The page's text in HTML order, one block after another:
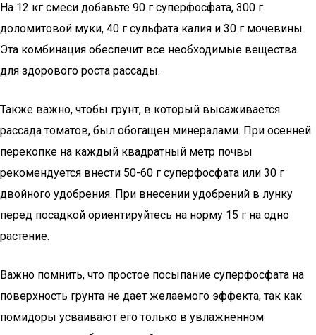
На 12 кг смеси добавьте 90 г суперфосфата, 300 г
доломитовой муки, 40 г сульфата калия и 30 г мочевины.
Эта комбинация обеспечит все необходимые вещества
для здорового роста рассады.
Также важно, чтобы грунт, в который высаживается
рассада томатов, был обогащен минералами. При осенней
перекопке на каждый квадратный метр почвы
рекомендуется внести 50-60 г суперфосфата или 30 г
двойного удобрения. При внесении удобрений в лунку
перед посадкой ориентируйтесь на норму 15 г на одно
растение.
Важно помнить, что простое посыпание суперфосфата на
поверхность грунта не дает желаемого эффекта, так как
помидоры усваивают его только в увлажненном